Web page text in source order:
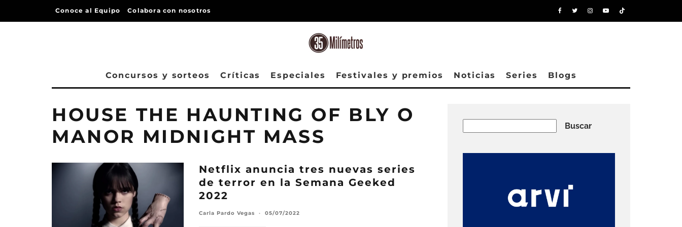
Conoce al Equipo Colabora con nosotros
Concursos y sorteos Críticas Especiales Festivales y premios Noticias Series Blogs
HOUSE THE HAUNTING OF BLY O
MANOR MIDNIGHT MASS
Netflix anuncia tres nuevas series
de terror en la Semana Geeked
2022
Carla Pardo Vegas · 05/07/2022
Buscar